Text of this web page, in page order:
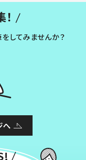
してみませんか？
へ